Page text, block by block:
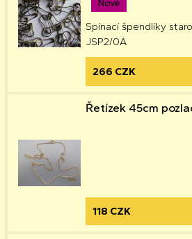
Nové
Spínací špendlíky
JSP2/0A
266 CZK
Řetízek 45cm
118 CZK